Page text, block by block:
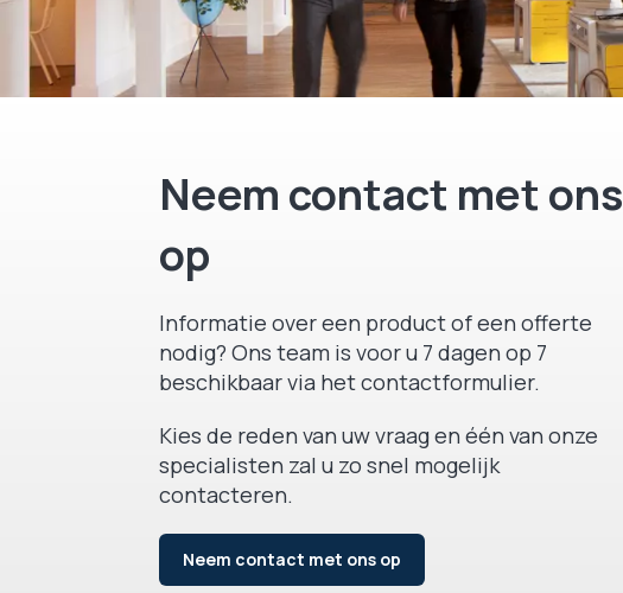
Neem contact met ons
op
Informatie over een product of een offerte
nodig? Ons team is voor u 7 dagen op 7
beschikbaar via het contactformulier.
Kies de reden van uw vraag en één van onze
specialisten zal u zo snel mogelijk
contacteren.
Neem contact met ons op